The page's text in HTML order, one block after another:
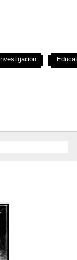
Investigación